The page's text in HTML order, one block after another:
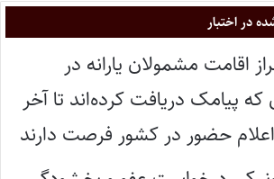
در اختبار
اقامت مشمولان یارانه در
پیامک دریافت کرده‌اند تا آخر
حضور در کشور فرصت دارند